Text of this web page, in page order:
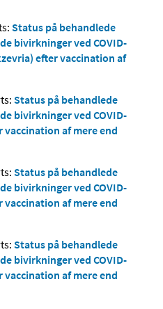
Status på behandlede
bivirkninger ved COVID-
efter vaccination af
Status på behandlede
bivirkninger ved COVID-
vaccination af mere end
Status på behandlede
bivirkninger ved COVID-
vaccination af mere end
Status på behandlede
bivirkninger ved COVID-
vaccination af mere end